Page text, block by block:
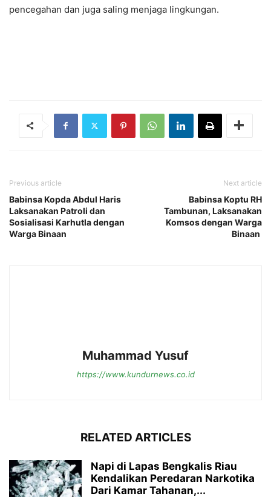
pencegahan dan juga saling menjaga lingkungan.
Previous article
Babinsa Kopda Abdul Haris
Laksanakan Patroli dan
Sosialisasi Karhutla dengan
Warga Binaan
Next article
Babinsa Koptu RH
Tambunan, Laksanakan
Komsos dengan Warga
Binaan
Muhammad Yusuf
https://www.kundurnews.co.id
RELATED ARTICLES
Napi di Lapas Bengkalis Riau
Kendalikan Peredaran Narkotika
Dari Kamar Tahanan,...